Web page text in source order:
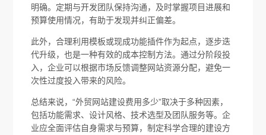
明确。定期与开发团队保持沟通，及时掌握项目进展和
预算使用情况，有助于发现并纠正偏差。
此外，合理利用模板或现成功能插件作为起点，逐步迭
代升级，也是一种有效的成本控制方法。通过分阶段投
入，企业可以根据市场反馈调整网站资源分配，避免一
次性过度投入带来的风险。
总结来说，“外贸网站建设费用多少”取决于多种因素，
包括功能需求、设计风格、技术选型及团队服务等。企
业应全面评估自身需求与预算，制定科学合理的建设方